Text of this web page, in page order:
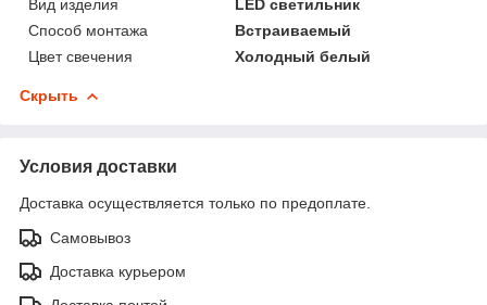
Вид изделия
LED светильник
Способ монтажа
Встраиваемый
Цвет свечения
Холодный белый
Скрыть
Условия доставки
Доставка осуществляется только по предоплате.
Самовывоз
Доставка курьером